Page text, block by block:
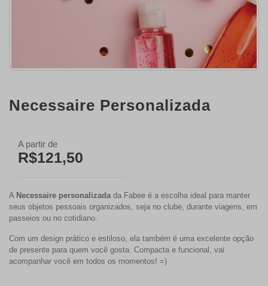
Necessaire Personalizada
A partir de
R$121,50
A Necessaire personalizadada Fabee é a escolha ideal para manter
seus objetos pessoais organizados, seja no clube, durante viagens, em
passeios ou no cotidiano.
Com um design prático e estiloso, ela também é uma excelente opção
de presente para quem você gosta. Compacta e funcional, vai
acompanhar você em todos os momentos! =)